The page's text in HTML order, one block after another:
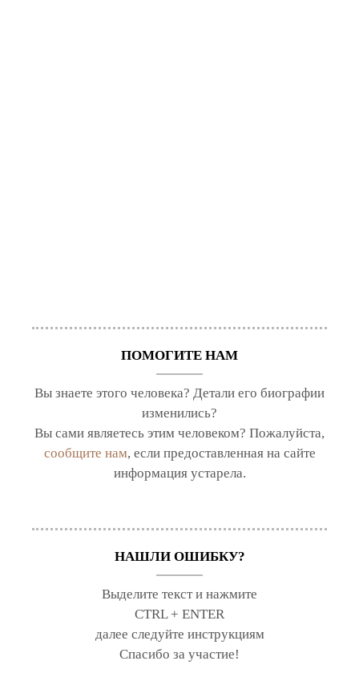
ПОМОГИТЕ НАМ
Вы знаете этого человека? Детали его биографии
изменились?
Вы сами являетесь этим человеком? Пожалуйста,
сообщите нам, если предоставленная на сайте
информация устарела.
НАШЛИ ОШИБКУ?
Выделите текст и нажмите
CTRL + ENTER
далее следуйте инструкциям
Спасибо за участие!